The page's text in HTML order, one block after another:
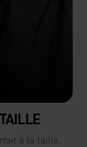
à ta taille.